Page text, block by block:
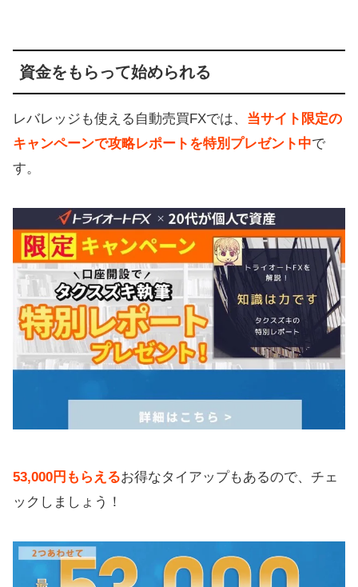
資金をもらって始められる
レバレッジも使える自動売買FXでは、 当サイト限定の
キャンペーンで攻略レポートを特別プレゼント中で
す。
53,000円もらえるお得なタイアップもあるので、チェ
ックしましょう！